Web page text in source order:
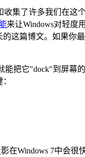
集了许多我们在
来让Windows对轻度
这篇博文。如果你
把它"dock"到屏幕
在Windows 7中会很